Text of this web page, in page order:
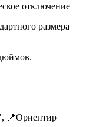
отключение
размера
📍Ориентир